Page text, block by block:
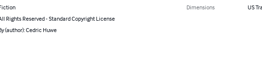
Rights Reserved - Standard Copyright License
(author): Cedric Huwe
Dimensions
US